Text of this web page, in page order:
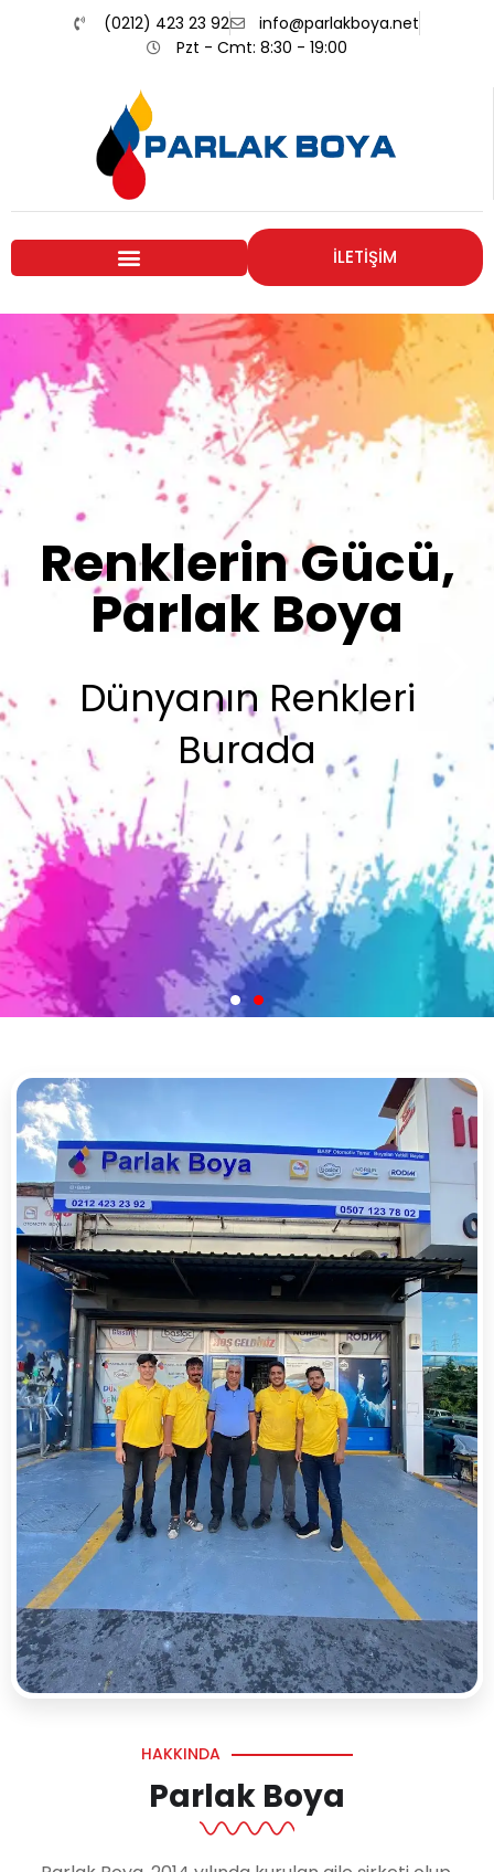
(0212) 423 23 92
info@parlakboya.net
Pzt - Cmt: 8:30 - 19:00
İLETİŞİM
Renklerimiz
Sizin İmzanız
Olsun
HAKKINDA
Parlak Boya